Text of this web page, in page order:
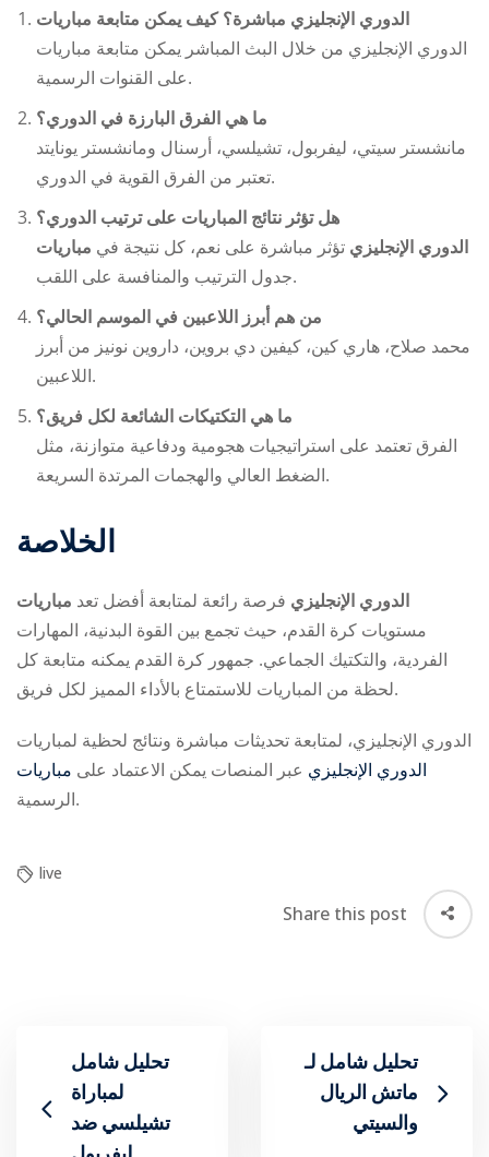
كيف يمكن متابعة مباريات ‎الدوري الإنجليزي مباشرة؟
يمكن متابعة
مباريات ‎الدوري الإنجليزي من خلال البث المباشر
على القنوات الرسمية.
ما هي الفرق البارزة في الدوري؟
مانشستر سيتي، ليفربول، تشيلسي، أرسنال ومانشستر يونايتد
تعتبر من الفرق القوية في الدوري.
هل تؤثر نتائج المباريات على ترتيب الدوري؟
نعم، كل نتيجة في
مباريات ‎الدوري الإنجليزي تؤثر مباشرة على
جدول الترتيب والمنافسة على اللقب.
من هم أبرز اللاعبين في الموسم الحالي؟
محمد صلاح، هاري كين، كيفين دي بروين، داروين نونيز من أبرز
اللاعبين.
ما هي التكتيكات الشائعة لكل فريق؟
الفرق تعتمد على استراتيجيات هجومية ودفاعية متوازنة، مثل
الضغط العالي والهجمات المرتدة السريعة.
الخلاصة
تعد مباريات ‎الدوري الإنجليزي فرصة رائعة لمتابعة أفضل
مستويات كرة القدم، حيث تجمع بين القوة البدنية، المهارات
الفردية، والتكتيك الجماعي. جمهور كرة القدم يمكنه متابعة كل
لحظة من المباريات للاستمتاع بالأداء المميز لكل فريق.
لمتابعة تحديثات مباشرة ونتائج لحظية لمباريات ‎الدوري الإنجليزي،
يمكن الاعتماد على
مباريات ‎الدوري الإنجليزي عبر المنصات
الرسمية.
live
Share this post
تحليل شامل
لمباراة
تشيلسي ضد
تحليل شامل لـ
ماتش الريال
والسيتي